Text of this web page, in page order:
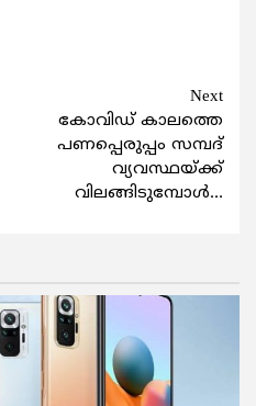
Next
കോവിഡ് കാലത്തെ
പണപ്പെരുപ്പം സമ്പദ്
വ്യവസ്ഥയ്ക്ക്
വിലങ്ങിടുമ്പോള്‍…